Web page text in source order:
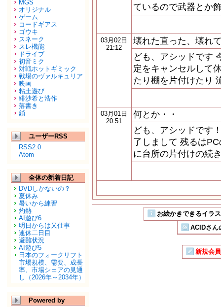
MGS
オリジナル
ゲーム
コードギアス
ゴウキ
スネーク
スレ機能
ドライブ
初音ミク
対戦ホットギミック
戦場のヴァルキュリア
映画
粘土遊び
緋沙希と浩作
落書き
鎖
ユーザーRSS
RSS2.0
Atom
全体の新着日記
DVDしかないの？
夏休み
暑いから練習
灼熱
AI遊び6
明日からは又仕事
連休二日目
避難状況
AI遊び5
日本のフォークリフト
市場規模、需要、成長
率、市場シェアの見通
し（2026年～2034年）
Powered by
ているので武器とか
03月02日
21:12
壊れた直った、壊れ
ども、アシッドです
定をキャンセルして
たり棚を片付けたり
03月01日
20:51
何とか・・
ども、アシッドです
了しまして 残るは
に台所の片付けの続
お絵かきできるイラ
ACIDさん
新規会